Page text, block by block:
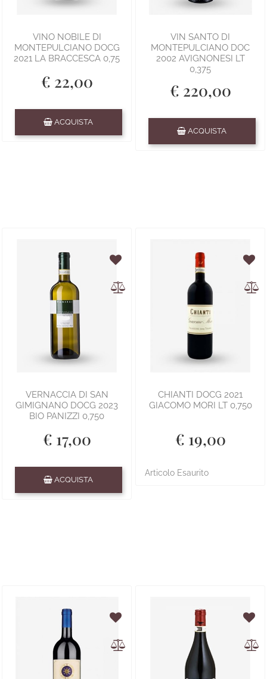
VINO NOBILE DI
MONTEPULCIANO DOCG
2021 LA BRACCESCA 0,75
€ 22,00
ACQUISTA
VIN SANTO DI
MONTEPULCIANO DOC
2002 AVIGNONESI LT
0,375
€ 220,00
ACQUISTA
VERNACCIA DI SAN
GIMIGNANO DOCG 2023
BIO PANIZZI 0,750
€ 17,00
ACQUISTA
CHIANTI DOCG 2021
GIACOMO MORI LT 0,750
€ 19,00
Articolo Esaurito